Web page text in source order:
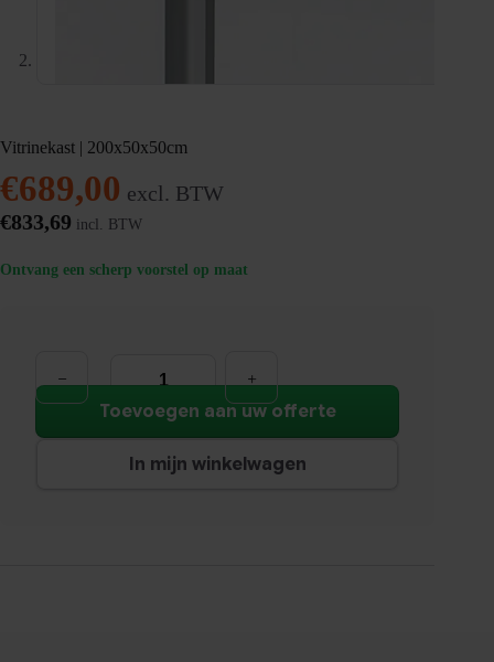
Vitrinekast | 200x50x50cm
€689,00 excl. BTW
€833,69 incl. BTW
Ontvang een scherp voorstel op maat
200x50x50cm
aantal
Toevoegen aan uw offerte
In mijn winkelwagen